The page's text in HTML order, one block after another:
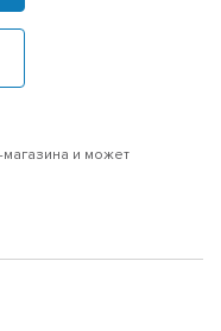
магазина и может